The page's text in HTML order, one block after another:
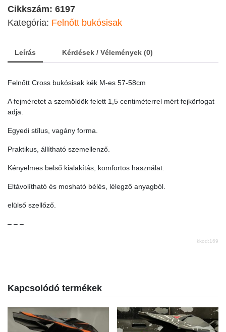
kék
es
quantity
Cikkszám: 6197
Kategória: Felnőtt bukósisak
Leírás Kérdések / Vélemények (0)
Felnőtt Cross bukósisak kék M-es 57-58cm
A fejméretet a szemöldök felett 1,5 centiméterrel mért fejkörfogat
adja.
Egyedi stílus, vagány forma.
Praktikus, állítható szemellenző.
Kényelmes belső kialakítás, komfortos használat.
Eltávolítható és mosható bélés, lélegző anyagból.
elülső szellőző.
– – –
kkod:169
Kapcsolódó termékek